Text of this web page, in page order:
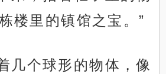
楼里的镇馆之宝。”
几个球形的物体，像